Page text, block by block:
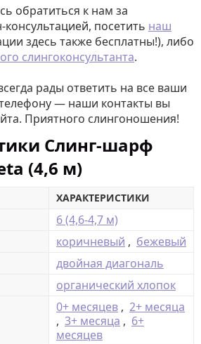
обратиться к нам за
посетить наш
здесь также бесплатны!), либо
слингоконсультанта.
рады ответить на все ваши
— наши контакты вы
Приятного слингоношения!
Слинг-шарф
(4,6 м)
ХАРАКТЕРИСТИКИ
6 (4,6-4,7 м)
коричневый , бежевый
двойная диагональ
органический хлопок
0+ месяцев , 2+ месяца
, 3+ месяца , 6+
месяцев